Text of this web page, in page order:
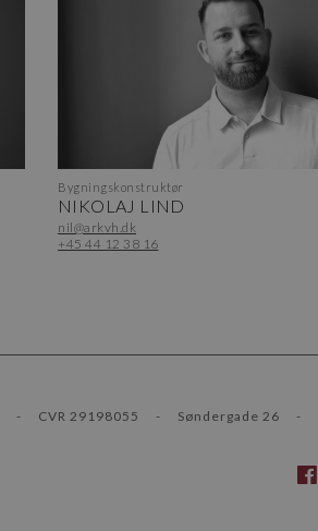
Bygningskonstruktør
NIKOLAJ LIND
nil@arkvh.dk
+45 44 12 38 16
- CVR 29198055 - Søndergade 26 -